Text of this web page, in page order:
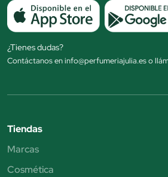
¿Tienes dudas?
Contáctanos en info@perfumeriajulia.es o
Tiendas
Marcas
Cosmética